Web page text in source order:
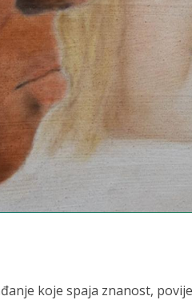
koje spaja znanost,